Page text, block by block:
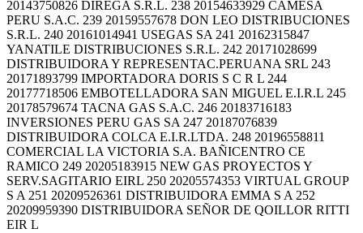
20143750826 DIREGA S.R.L. 238 20154633929 CAMESA
PERU S.A.C. 239 20159557678 DON LEO DISTRIBUCIONES
S.R.L. 240 20161014941 USEGAS SA 241 20162315847
YANATILE DISTRIBUCIONES S.R.L. 242 20171028699
DISTRIBUIDORA Y REPRESENTAC.PERUANA SRL 243
20171893799 IMPORTADORA DORIS S C R L 244
20177718506 EMBOTELLADORA SAN MIGUEL E.I.R.L 245
20178579674 TACNA GAS S.A.C. 246 20183716183
INVERSIONES PERU GAS SA 247 20187076839
DISTRIBUIDORA COLCA E.I.R.LTDA. 248 20196558811
COMERCIAL LA VICTORIA S.A. BAÑICENTRO CE
RAMICO 249 20205183915 NEW GAS PROYECTOS Y
SERV.SAGITARIO EIRL 250 20205574353 VIRTUAL GROUP
S A 251 20209526361 DISTRIBUIDORA EMMA S A 252
20209959390 DISTRIBUIDORA SEÑOR DE QOILLOR RITTI
EIR L